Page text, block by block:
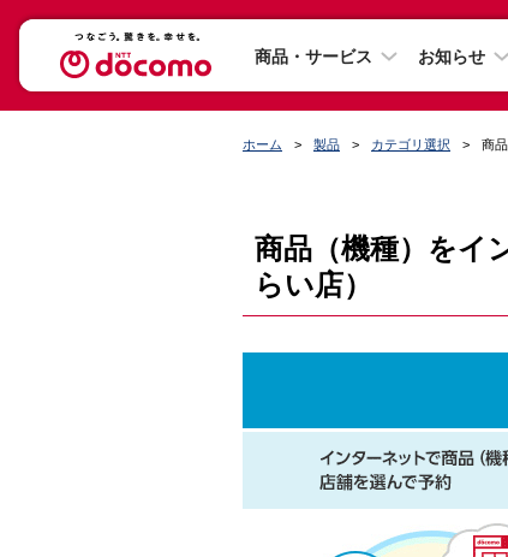
商品・サービス お知らせ
ホーム 製品 カテゴリ選択 商
商品（機種）をイ
らい店）